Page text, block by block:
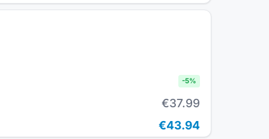
-5%
€37.99
€43.94